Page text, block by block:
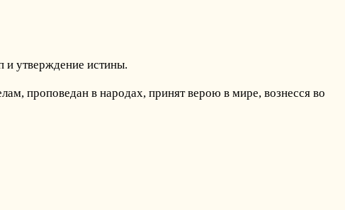
и утверждение истины.
проповедан в народах, принят верою в мире, вознесся во